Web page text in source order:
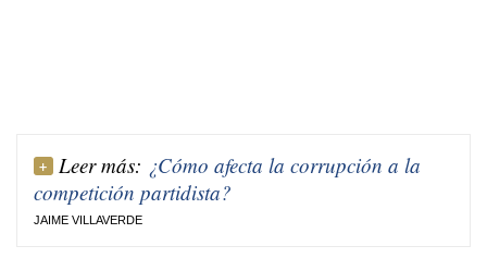
Leer más: ¿Cómo afecta la corrupción a la
competición partidista?
JAIME VILLAVERDE